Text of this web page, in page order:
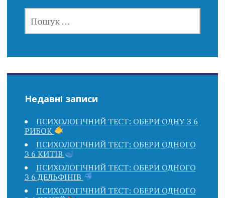
Недавні записи
ПСИХОЛОГІЧНИЙ ТЕСТ: ОБЕРИ ОДНУ З 6
РИБОК
ПСИХОЛОГІЧНИЙ ТЕСТ: ОБЕРИ ОДНОГО
З 6 КИТІВ
ПСИХОЛОГІЧНИЙ ТЕСТ: ОБЕРИ ОДНОГО
З 6 ДЕЛЬФІНІВ
ПСИХОЛОГІЧНИЙ ТЕСТ: ОБЕРИ ОДНОГО